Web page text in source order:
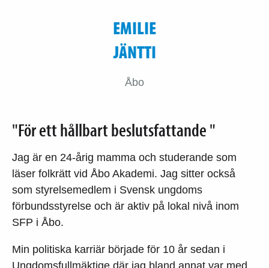
EMILIE
JÄNTTI
Åbo
"För ett hållbart beslutsfattande "
Jag är en 24-årig mamma och studerande som
läser folkrätt vid Åbo Akademi. Jag sitter också
som styrelsemedlem i Svensk ungdoms
förbundsstyrelse och är aktiv på lokal nivå inom
SFP i Åbo.
Min politiska karriär började för 10 år sedan i
Ungdomsfullmäktige där jag bland annat var med